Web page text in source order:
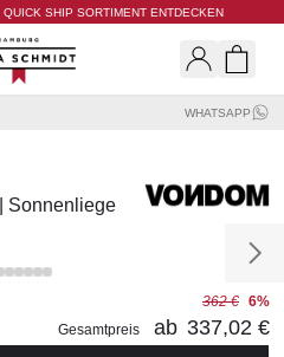
SHIP SORTIMENT ENTDECKEN
WHATSAPP
Sonnenliege
362 € 6%
Gesamtpreis
ab 337,02 €